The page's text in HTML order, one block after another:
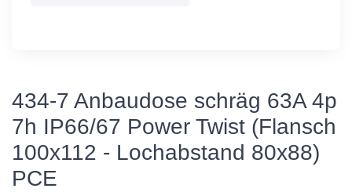
434-7 Anbaudose schräg 63A 4p
7h IP66/67 Power Twist (Flansch
100x112 - Lochabstand 80x88)
PCE